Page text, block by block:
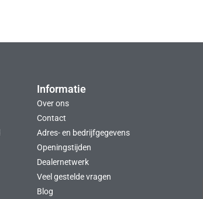
Informatie
Over ons
Contact
Adres- en bedrijfgegevens
Openingstijden
Dealernetwerk
Veel gestelde vragen
Blog